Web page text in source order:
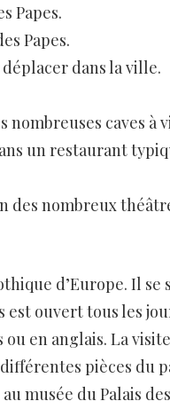
Papes.
Papes.
dans la ville.
nombreuses caves à
un restaurant
des nombreux
d’Europe. Il
est ouvert tous les
en anglais. La
pièces du
musée du Palais